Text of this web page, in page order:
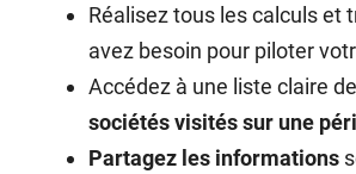
Réalisez tous les calculs et
avez besoin pour piloter
Accédez à une liste claire
sociétés visités sur une
Partagez les informations